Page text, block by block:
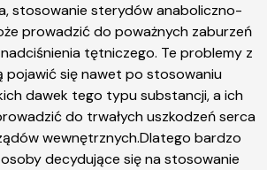
stosowanie sterydów anaboliczno-
prowadzić do poważnych zaburzeń
tętniczego. Te problemy z
pojawić się nawet po stosowaniu
dawek tego typu substancji, a ich
do trwałych uszkodzeń serca
wewnętrznych.Dlatego bardzo
decydujące się na stosowanie